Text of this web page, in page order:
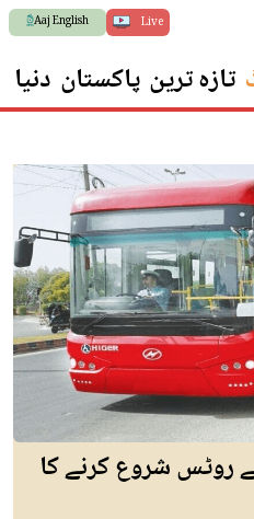
Live
Aaj English
تازہ ترین پاکستان دنیا
روٹس شروع کرنے کا